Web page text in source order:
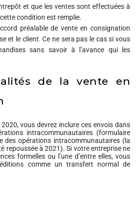
et que les ventes sont effectuées à
condition est remplie.
préalable de vente en consignation
et le client. Ce ne sera pas le cas si vous
sans savoir à l’avance qui les
de la vente en
vous devrez inclure ces envois dans
intracommunautaires (formulaire
des opérations intracommunautaires (la
repoussée à 2021). Si votre entreprise ne
formelles ou l’une d’entre elles, vous
comme un transfert normal de